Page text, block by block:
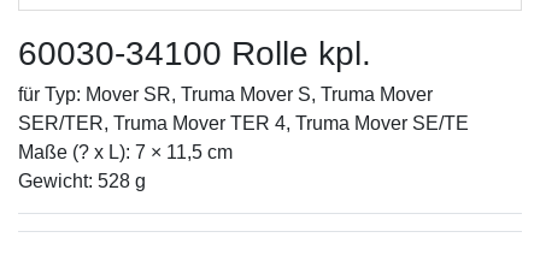
60030-34100 Rolle kpl.
für Typ: Mover SR, Truma Mover S, Truma Mover
SER/TER, Truma Mover TER 4, Truma Mover SE/TE
Maße (? x L): 7 × 11,5 cm
Gewicht: 528 g